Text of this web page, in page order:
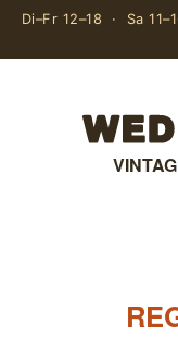
Di–Fr 12–18 · Sa